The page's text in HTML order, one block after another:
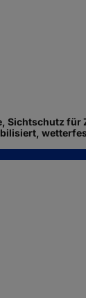
Sichtschutz für